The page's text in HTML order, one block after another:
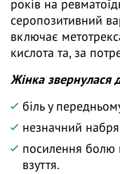
років на
серопозитивний
включає
кислота та, за
Жінка звернулася
біль у
незначний
посилення болю
взуття.